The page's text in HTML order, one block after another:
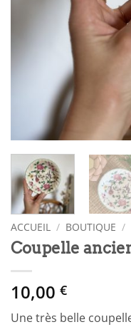
ACCUEIL / BOUTIQUE /
Coupelle
10,00 €
Une très belle